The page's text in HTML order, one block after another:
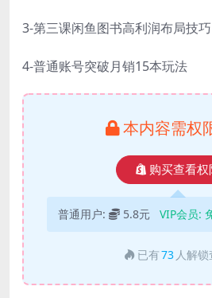
3-第三课闲鱼图书高利润布局技巧
4-普通账号突破月销15本玩法
本内容需权
购买查看权
普通用户: 5.8元 VIP会员:
已有73 人解锁